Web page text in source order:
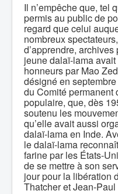
Il n’empêche que, tel
permis au public de
regard que celui
nombreux
d’apprendre,
jeune dalaï-lama
honneurs par Mao
désigné en
du Comité
populaire, que, dès
soutenu les
qu’elle avait aussi
dalaï-lama en Inde.
le dalaï-lama
farine par les États-
de se mettre à son
jour pour la libération
Thatcher et Jean-Paul